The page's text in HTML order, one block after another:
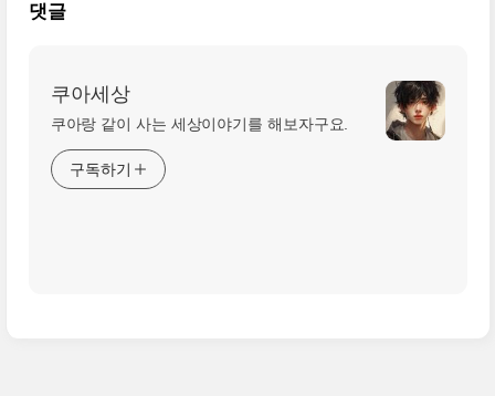
댓글
쿠아세상
쿠아랑 같이 사는 세상이야기를 해보자구요.
구독하기